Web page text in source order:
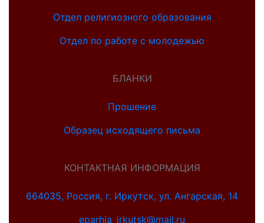
Отдел религиозного образования
Отдел по работе с молодежью
БЛАНКИ
Прошение
Образец исходящего письма
КОНТАКТНАЯ ИНФОРМАЦИЯ
664035, Россия, г. Иркутск, ул. Ангарская, 14
eparhia_irkutsk@mail.ru